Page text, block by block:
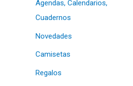
Agendas, Calendarios,
Cuadernos
Novedades
Camisetas
Regalos